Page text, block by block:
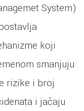
System)
koji
smanjuju
rizike i broj
i jačaju